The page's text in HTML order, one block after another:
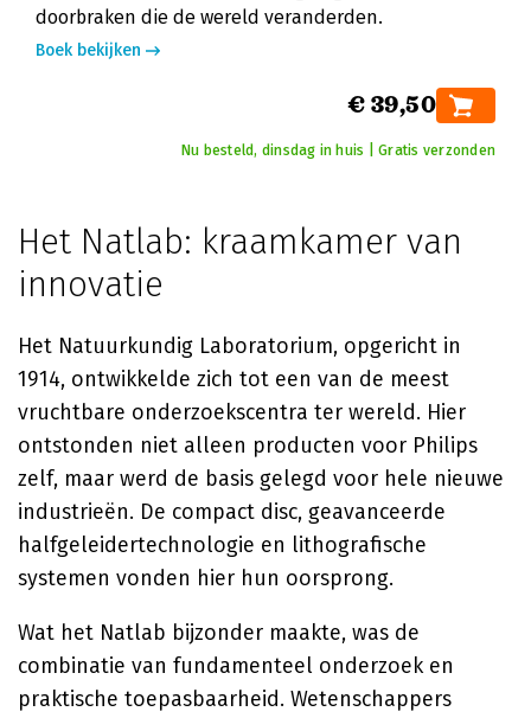
doorbraken die de wereld veranderden.
Boek bekijken
€ 39,50
Nu besteld, dinsdag in huis | Gratis verzonden
Het Natlab: kraamkamer van
innovatie
Het Natuurkundig Laboratorium, opgericht in
1914, ontwikkelde zich tot een van de meest
vruchtbare onderzoekscentra ter wereld. Hier
ontstonden niet alleen producten voor Philips
zelf, maar werd de basis gelegd voor hele nieuwe
industrieën. De compact disc, geavanceerde
halfgeleidertechnologie en lithografische
systemen vonden hier hun oorsprong.
Wat het Natlab bijzonder maakte, was de
combinatie van fundamenteel onderzoek en
praktische toepasbaarheid. Wetenschappers